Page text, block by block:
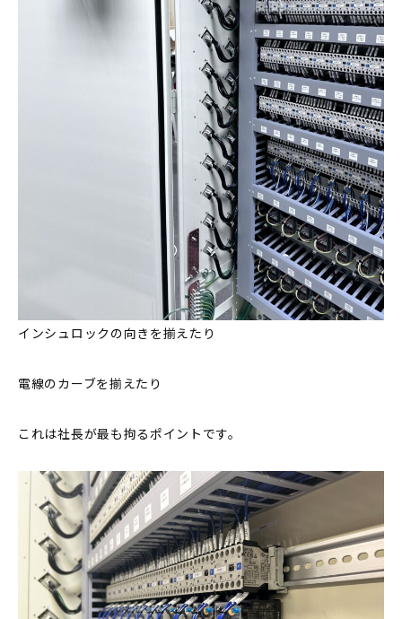
インシュロックの向きを揃えたり
電線のカーブを揃えたり
これは社長が最も拘るポイントです。